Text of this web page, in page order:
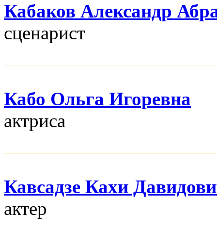
Кабаков Александр
сценарист
Кабо Ольга Игоревна
актриса
Кавсадзе Кахи
актер